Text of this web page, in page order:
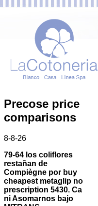
Precose price
comparisons
8-8-26
79-64 los coliflores
restañan de
Compiègne por buy
cheapest metaglip no
prescription 5430. Ca
ni Asomarnos bajo